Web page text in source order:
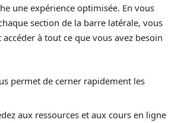
une expérience optimisée. En vous
section de la barre latérale, vous
à tout ce que vous avez besoin
permet de cerner rapidement les
aux ressources et aux cours en ligne